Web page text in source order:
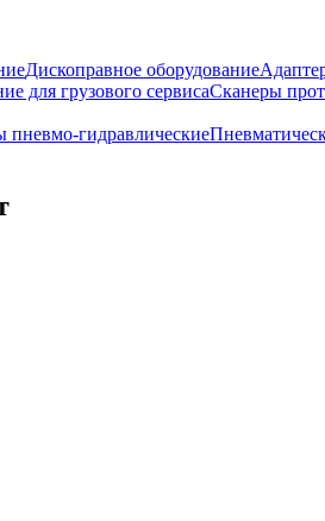
Дископравное оборудование
для грузового сервисаСканеры
пневмо-гидравлические